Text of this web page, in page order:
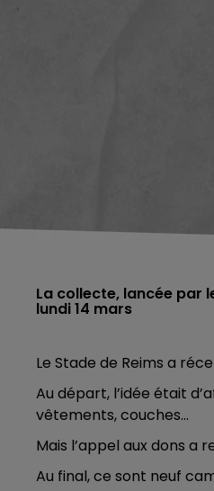
7h00 - 11h00
La collecte, lancée par
lundi 14 mars
Le Stade de Reims a
Au départ, l’idée était
vêtements, couches...
Mais l’appel aux dons a
Au final, ce sont neuf